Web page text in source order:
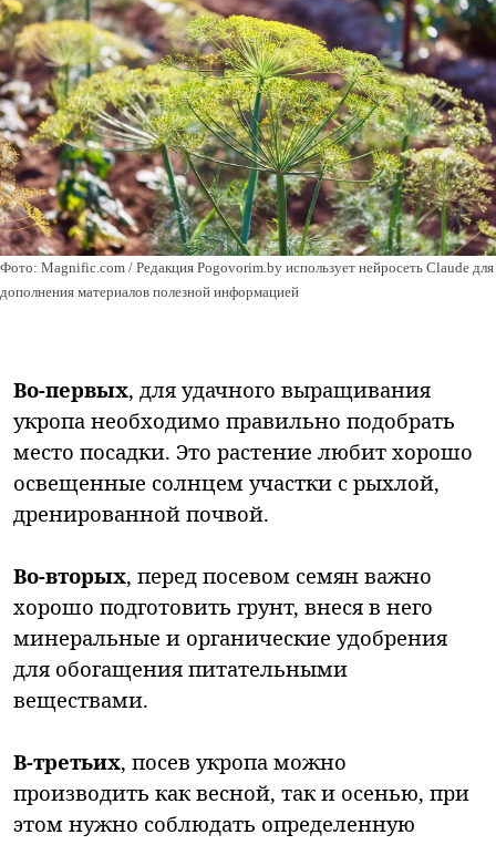
Фото: Magnific.com / Редакция Pogovorim.by использует нейросеть Claude для
дополнения материалов полезной информацией
Во-первых, для удачного выращивания
укропа необходимо правильно подобрать
место посадки. Это растение любит хорошо
освещенные солнцем участки с рыхлой,
дренированной почвой.
Во-вторых, перед посевом семян важно
хорошо подготовить грунт, внеся в него
минеральные и органические удобрения
для обогащения питательными
веществами.
В-третьих, посев укропа можно
производить как весной, так и осенью, при
этом нужно соблюдать определенную